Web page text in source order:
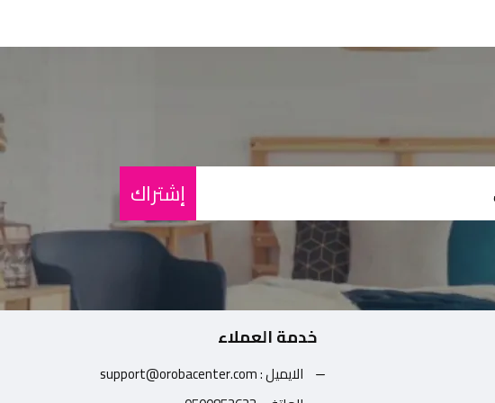
إشتراك
خدمة العملاء
الايميل : support@orobacenter.com